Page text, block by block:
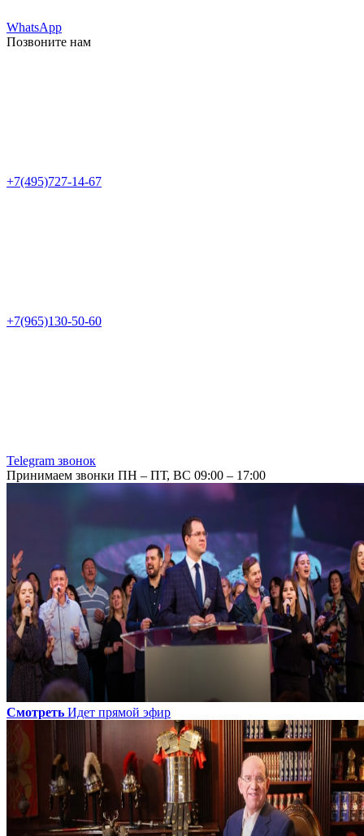
WhatsApp
Позвоните нам
+7(495)727-14-67
+7(965)130-50-60
Telegram звонок
Принимаем звонки ПН – ПТ, ВС 09:00 – 17:00
Смотреть Идет прямой эфир